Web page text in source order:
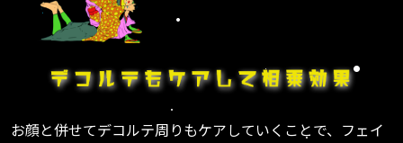
お顔と併せてデコルテ周りもケアしていくことで、フェイ